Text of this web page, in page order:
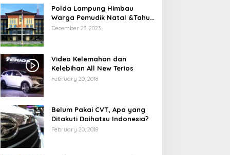
Polda Lampung Himbau
Warga Pemudik Natal &Tahun
Barun Berhati-Hati Dijalan
December 23, 2023
Video Kelemahan dan
Kelebihan All New Terios
February 20, 2018
Belum Pakai CVT, Apa yang
Ditakuti Daihatsu Indonesia?
February 20, 2018